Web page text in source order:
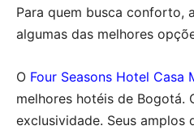
Para quem busca conforto,
algumas das melhores
O Four Seasons Hotel Casa
melhores hotéis de Bogotá.
exclusividade. Seus amplos